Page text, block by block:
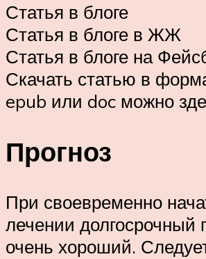
Статья в блоге
Статья в блоге в ЖЖ
Статья в блоге на
Скачать статью в
epub или doc можно
Прогноз
При своевременно
лечении долгосрочный
очень хороший.